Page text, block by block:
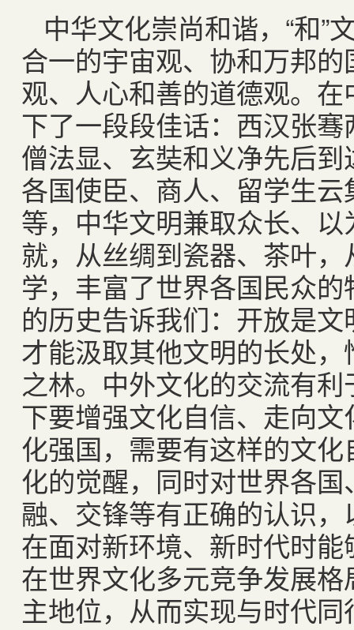
中华文化崇尚和谐，“和”
合一的宇宙观、协和万邦
观、人心和善的道德观。
下了一段段佳话：西汉张
僧法显、玄奘和义净先后
各国使臣、商人、留学生
等，中华文明兼取众长、
就，从丝绸到瓷器、茶叶
学，丰富了世界各国民众
的历史告诉我们：开放是
才能汲取其他文明的长处
之林。中外文化的交流有
下要增强文化自信、走向
化强国，需要有这样的文
化的觉醒，同时对世界各
融、交锋等有正确的认识
在面对新环境、新时代时
在世界文化多元竞争发展
主地位，从而实现与时代